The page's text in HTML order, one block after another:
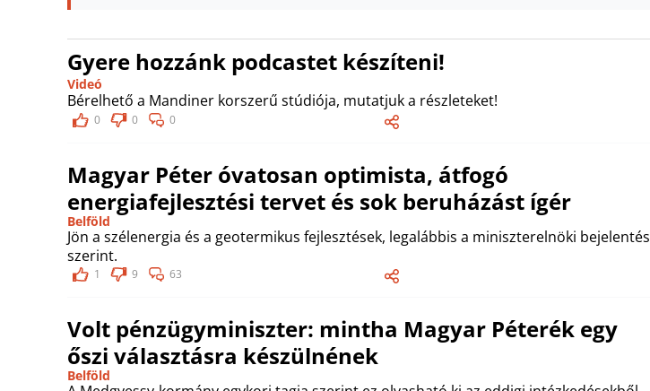
Gyere hozzánk podcastet készíteni!
Videó
Bérelhető a Mandiner korszerű stúdiója, mutatjuk a részleteket!
0 0 0
Magyar Péter óvatosan optimista, átfogó
energiafejlesztési tervet és sok beruházást ígér
Belföld
Jön a szélenergia és a geotermikus fejlesztések, legalábbis a miniszterelnöki bejelentés
szerint.
1 9 63
Volt pénzügyminiszter: mintha Magyar Péterék egy
őszi választásra készülnének
Belföld